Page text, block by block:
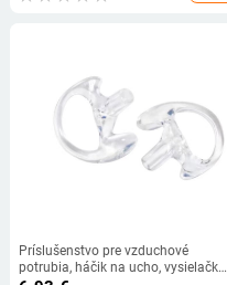
Príslušenstvo pre vzduchové
potrubia, háčik na ucho, vysielačka,